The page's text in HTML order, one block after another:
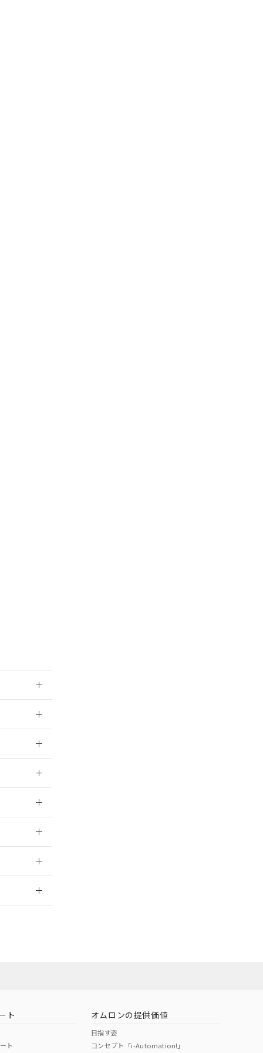
ようお願いしま
とをご了承くだ
」に記載されて
です。
ず変更すること
1000ppm以下、
下、フタル酸ジブチ
はありません。
品に未対応品が
年1月12日よ
、
ない年数を意
通知します。
ムロン制御
ト
ト
オムロンの提供価値
目指す姿
コンセプト「i-Automation!」